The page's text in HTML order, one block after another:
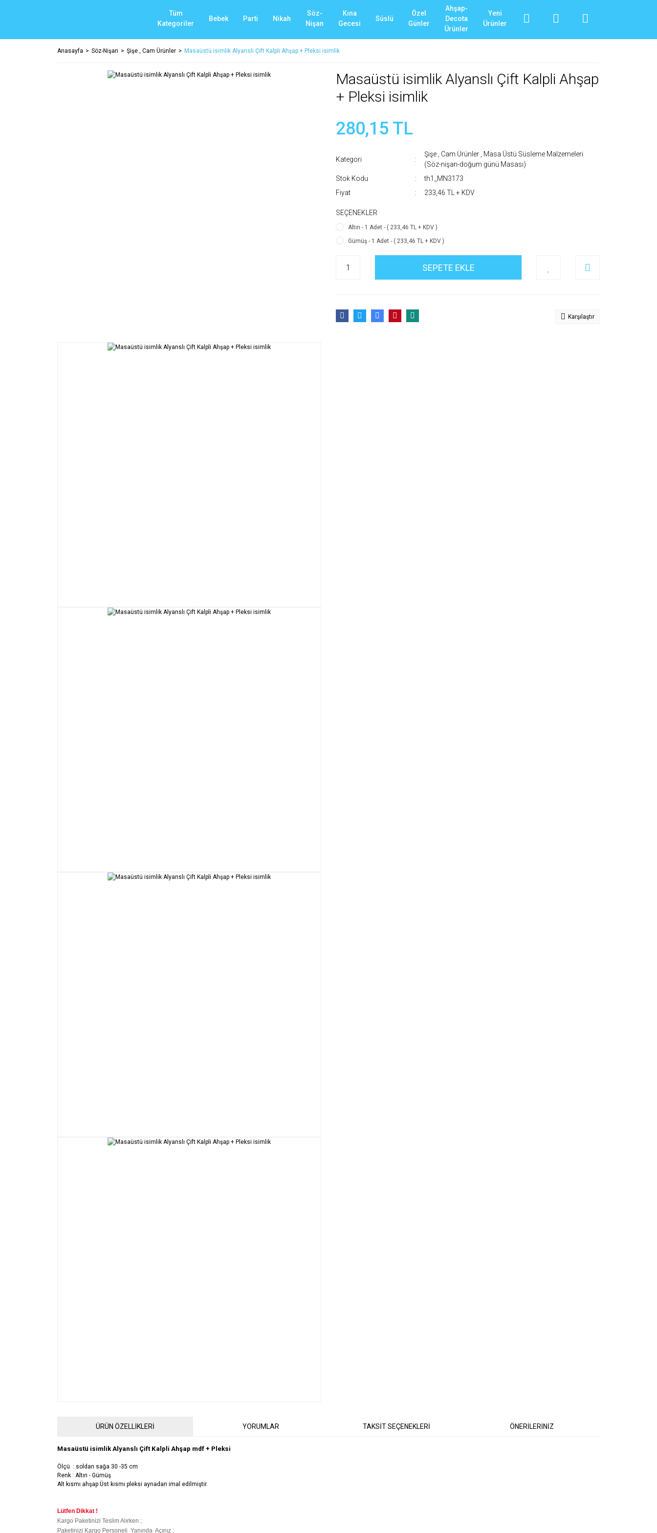
Tüm
Kategoriler
Bebek Parti Nikah
Söz-
Nişan
Kına
Gecesi
Süslü
Özel
Günler
Ahşap-
Decota
Ürünler
Yeni
Ürünler
Anasayfa Söz-Nişan Şişe , Cam Ürünler Masaüstü isimlik Alyanslı Çift Kalpli Ahşap + Pleksi isimlik
Masaüstü isimlik Alyanslı Çift Kalpli Ahşap
+ Pleksi isimlik
280,15 TL
Kategori
Şişe , Cam Ürünler
Masa Üstü Süsleme Malzemeleri
(Söz-nişan-doğum günü Masası)
Stok Kodu
th1_MN3173
Fiyat
233,46 TL + KDV
SEÇENEKLER
Altın - 1 Adet - ( 233,46 TL + KDV )
Gümüş - 1 Adet - ( 233,46 TL + KDV )
SEPETE EKLE
Karşılaştır
ÜRÜN ÖZELLİKLERİ YORUMLAR TAKSİT SEÇENEKLERİ ÖNERİLERİNİZ
Masaüstü isimlik Alyanslı Çift Kalpli Ahşap mdf + Pleksi
Ölçü : soldan sağa 30 -35 cm
Renk : Altın - Gümüş
Alt kısmı ahşap Üst kısmı pleksi aynadan imal edilmiştir.
Lütfen Dikkat !
Kargo Paketinizi Teslim Alırken ;
Paketinizi Kargo Personeli Yanında Açınız ;